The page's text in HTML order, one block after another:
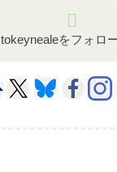
tokeynealeをフォロ